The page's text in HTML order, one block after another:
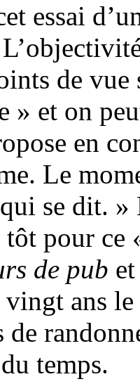
essai
de
» et on
en
Le
se dit. »
tôt pour ce
de pub
ans
temps.